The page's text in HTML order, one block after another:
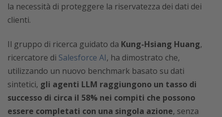
la necessità di proteggere la riservatezza dei dati dei
clienti.
Il gruppo di ricerca guidato da Kung-Hsiang Huang,
ricercatore di Salesforce AI, ha dimostrato che,
utilizzando un nuovo benchmark basato su dati
sintetici, gli agenti LLM raggiungono un tasso di
successo di circa il 58% nei compiti che possono
essere completati con una singola azione, senza